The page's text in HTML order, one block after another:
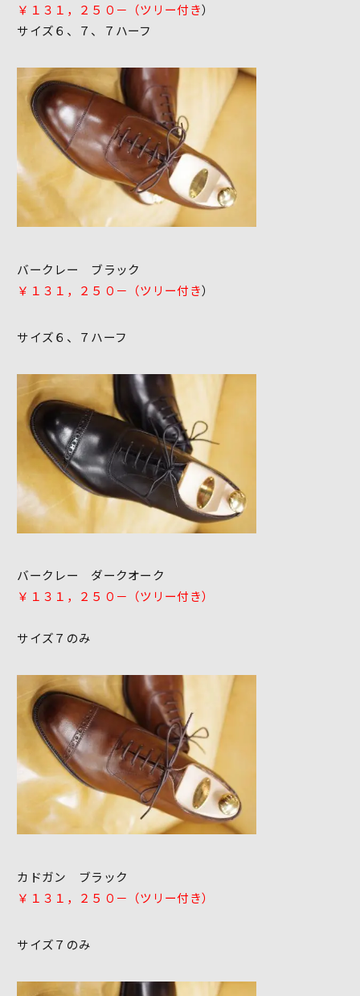
￥１３１，２５０－（ツリー付き）
サイズ６、７、７ハーフ
バークレー ブラック
￥１３１，２５０－（ツリー付き）
サイズ６、７ハーフ
バークレー ダークオーク
￥１３１，２５０－（ツリー付き）
サイズ７のみ
カドガン ブラック
￥１３１，２５０－（ツリー付き）
サイズ７のみ